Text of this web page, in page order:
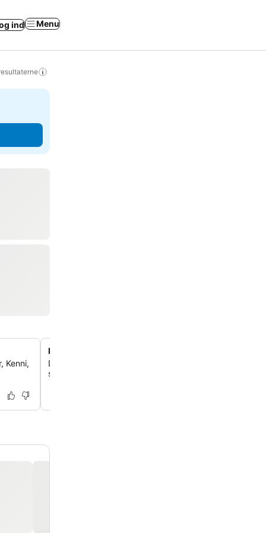
ind Menu
Kenni,
Hytter med tekøkken
Du kan finde dig til rette i komfortable hytter med små
som giver dig mulighed for selv at lave mad under